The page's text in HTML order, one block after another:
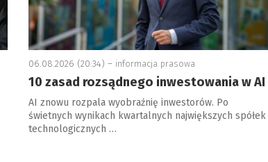
06.08.2026 (20:34) – informacja prasowa
10 zasad rozsądnego inwestowania w AI
AI znowu rozpala wyobraźnię inwestorów. Po
świetnych wynikach kwartalnych największych spółek
technologicznych …